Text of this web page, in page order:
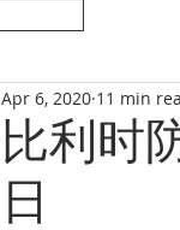
比利时
日
Apr 6, 2020 11 min